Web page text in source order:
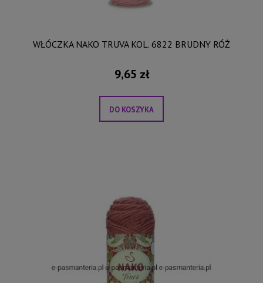
WŁÓCZKA NAKO TRUVA KOL. 6822 BRUDNY RÓŻ
9,65 zł
DO KOSZYKA